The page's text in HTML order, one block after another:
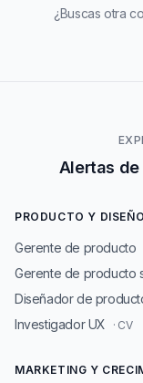
¿Buscas otra
Alertas de
PRODUCTO Y DISEÑO
Gerente de producto
Gerente de producto
Diseñador de
Investigador UX · CV
MARKETING Y